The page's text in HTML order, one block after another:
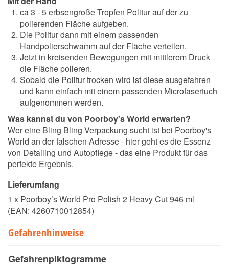
ca 3 - 5 erbsengroße Tropfen Politur auf der zu
polierenden Fläche aufgeben.
Die Politur dann mit einem passenden
Handpolierschwamm auf der Fläche verteilen.
Jetzt in kreisenden Bewegungen mit mittlerem Druck
die Fläche polieren.
Sobald die Politur trocken wird ist diese ausgefahren
und kann einfach mit einem passenden Microfasertuch
aufgenommen werden.
Was kannst du von Poorboy's World erwarten?
Wer eine Bling Bling Verpackung sucht ist bei Poorboy's
World an der falschen Adresse - hier geht es die Essenz
von Detailing und Autopflege - das eine Produkt für das
perfekte Ergebnis.
Lieferumfang
1 x Poorboy’s World Pro Polish 2 Heavy Cut 946 ml
(EAN: 4260710012854)
Gefahrenhinweise
Gefahrenpiktogramme